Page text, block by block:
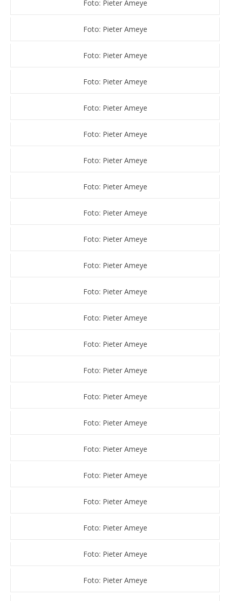
Foto: Pieter Ameye
Foto: Pieter Ameye
Foto: Pieter Ameye
Foto: Pieter Ameye
Foto: Pieter Ameye
Foto: Pieter Ameye
Foto: Pieter Ameye
Foto: Pieter Ameye
Foto: Pieter Ameye
Foto: Pieter Ameye
Foto: Pieter Ameye
Foto: Pieter Ameye
Foto: Pieter Ameye
Foto: Pieter Ameye
Foto: Pieter Ameye
Foto: Pieter Ameye
Foto: Pieter Ameye
Foto: Pieter Ameye
Foto: Pieter Ameye
Foto: Pieter Ameye
Foto: Pieter Ameye
Foto: Pieter Ameye
Foto: Pieter Ameye